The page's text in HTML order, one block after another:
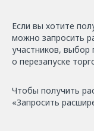
Если вы хотите
можно запросить
участников,
о перезапуске
Чтобы получить
«Запросить